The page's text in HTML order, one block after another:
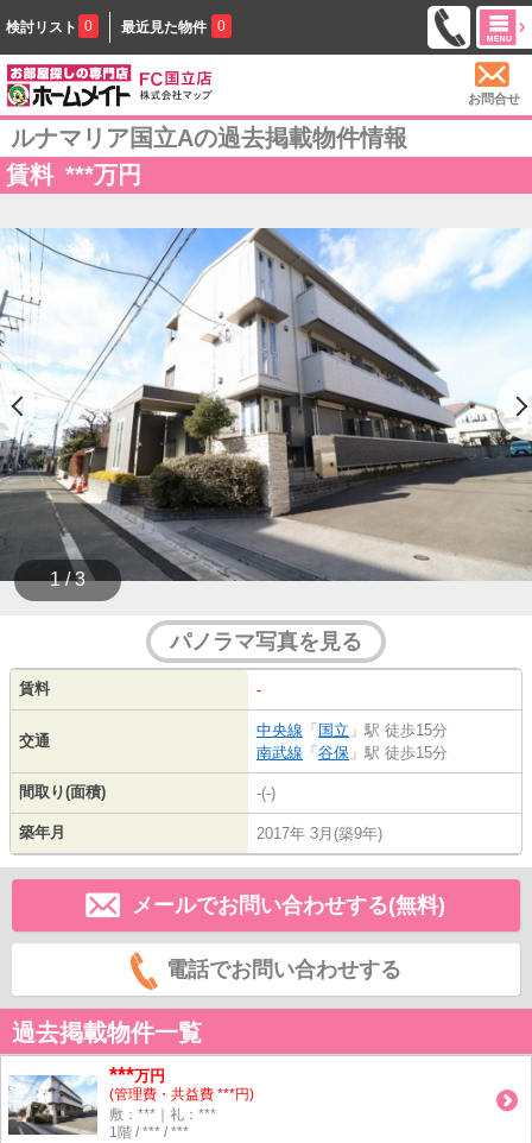
検討リスト 0 最近見た物件 0
お問合せ
ルナマリア国立Aの過去掲載物件情報
賃料 ***万円
1 / 3
パノラマ写真を見る
賃料 -
交通
中央線 「 国立 」駅 徒歩15分
南武線 「 谷保 」駅 徒歩15分
間取り(面積) -(-)
築年月 2017年 3月(築9年)
メールでお問い合わせする(無料)
電話でお問い合わせする
過去掲載物件一覧
***万円
(管理費・共益費 ***円)
敷：***｜礼：***
1階 / *** / ***